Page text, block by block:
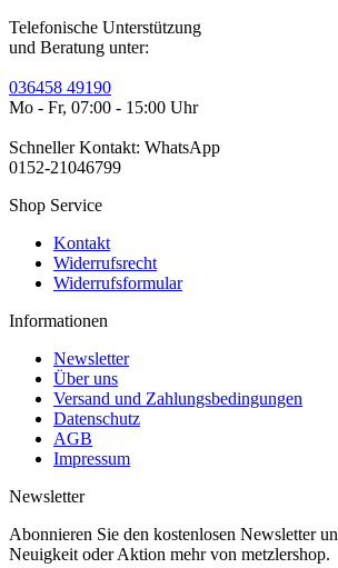
Telefonische Unterstützung
und Beratung unter:
036458 49190
Mo - Fr, 07:00 - 15:00 Uhr
Schneller Kontakt: WhatsApp
0152-21046799
Shop Service
Kontakt
Widerrufsrecht
Widerrufsformular
Informationen
Newsletter
Über uns
Versand und Zahlungsbedingungen
Datenschutz
AGB
Impressum
Newsletter
Abonnieren Sie den kostenlosen Newsletter
Neuigkeit oder Aktion mehr von metzlershop.